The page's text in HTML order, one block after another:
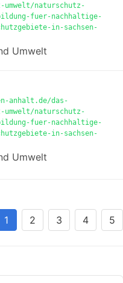
naturschutz-
fuer-nachhaltige-
in-sachsen-
Umwelt
anhalt.de/das-
naturschutz-
fuer-nachhaltige-
in-sachsen-
Umwelt
1 2 3 4 5